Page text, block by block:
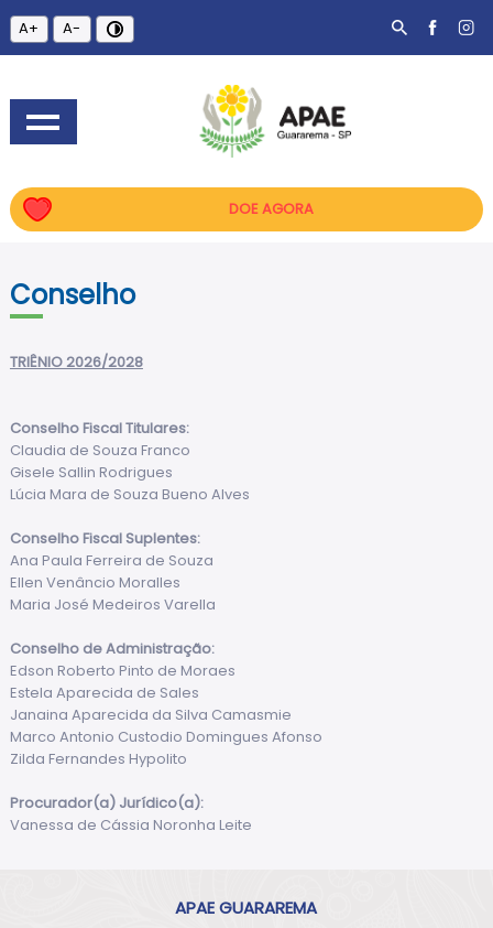
A+ A-
DOE AGORA
Conselho
TRIÊNIO 2026/2028
Conselho Fiscal Titulares:
Claudia de Souza Franco
Gisele Sallin Rodrigues
Lúcia Mara de Souza Bueno Alves
Conselho Fiscal Suplentes:
Ana Paula Ferreira de Souza
Ellen Venâncio Moralles
Maria José Medeiros Varella
Conselho de Administração:
Edson Roberto Pinto de Moraes
Estela Aparecida de Sales
Janaina Aparecida da Silva Camasmie
Marco Antonio Custodio Domingues Afonso
Zilda Fernandes Hypolito
Procurador(a) Jurídico(a):
Vanessa de Cássia Noronha Leite
APAE GUARAREMA